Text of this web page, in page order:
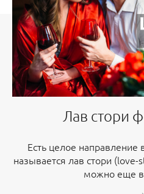
Лав стори
Есть целое
называется лав стори
можно еще